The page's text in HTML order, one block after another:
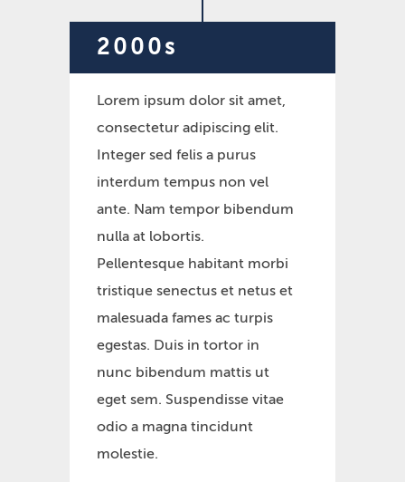
2000s
Lorem ipsum dolor sit amet,
consectetur adipiscing elit.
Integer sed felis a purus
interdum tempus non vel
ante. Nam tempor bibendum
nulla at lobortis.
Pellentesque habitant morbi
tristique senectus et netus et
malesuada fames ac turpis
egestas. Duis in tortor in
nunc bibendum mattis ut
eget sem. Suspendisse vitae
odio a magna tincidunt
molestie.